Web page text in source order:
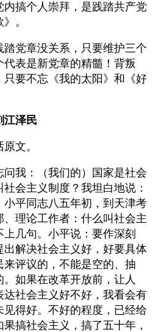
内搞个人崇拜，是践踏共产党
。
党章没关系，只要维护三个
表是新党章的精髓！背叛
只要不忘《我的太阳》和《好
江泽民
文。
我：（我们的）国家是社会
会主义制度？我坦白地说：
平同志八五年初，到天津考
理论工作者：什么叫社会主
上几句。小平说：要作深刻
解决社会主义好，好要具体
来评议的，不能是空的、抽
如果在改革开放前，让人
达社会主义好不好，我看会有
得好。不好的程度，已经给
搞社会主义，搞了五十年，